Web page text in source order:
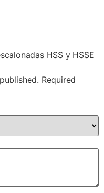
HSS y HSSE
Required